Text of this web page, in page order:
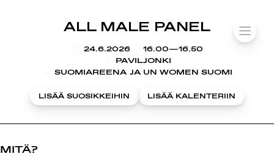
ALL MALE PANEL
24.6.2026
KLO
16.00—16.50
PAVILJONKI
SUOMIAREENA JA UN WOMEN SUOMI
LISÄÄ SUOSIKKEIHIN LISÄÄ KALENTERIIN
MITÄ?